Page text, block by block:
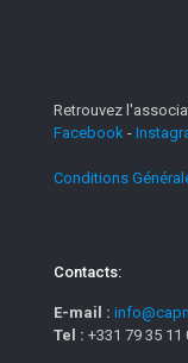
Retrouvez
Facebook -
Conditions
Contacts:
E-mail :
Tel : +331 79 35 11